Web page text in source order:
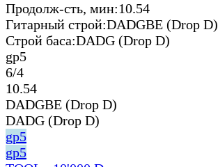
Продолж-сть, мин:10.54
Гитарный строй:DADGBE (Drop D)
Строй баса:DADG (Drop D)
gp5
6/4
10.54
DADGBE (Drop D)
DADG (Drop D)
gp5
gp5